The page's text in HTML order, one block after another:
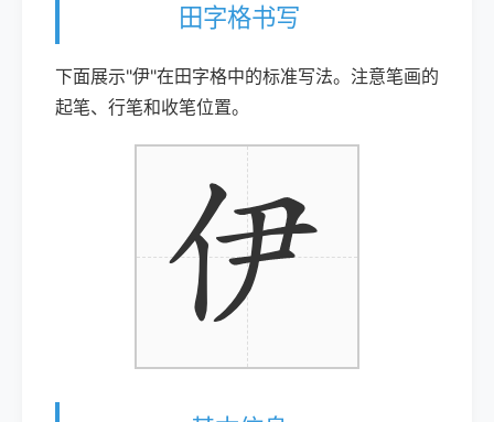
田字格书写
下面展示"伊"在田字格中的标准写法。注意笔画的
起笔、行笔和收笔位置。